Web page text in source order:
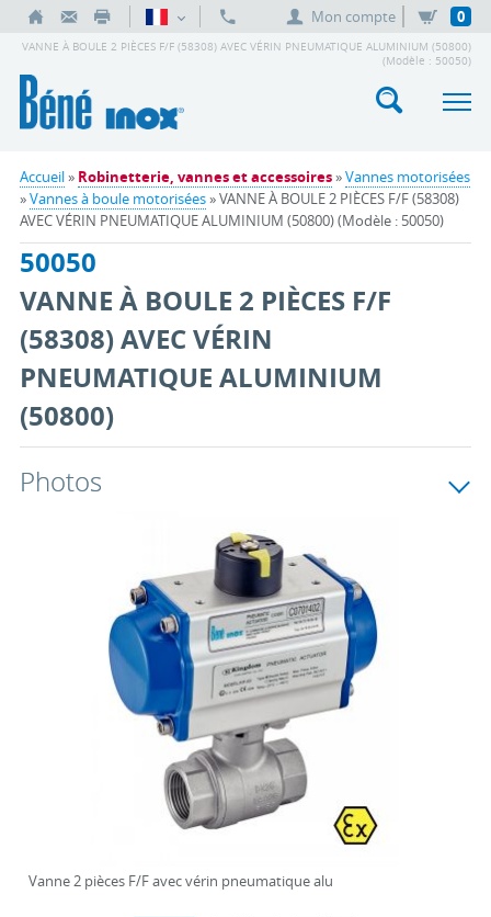
Mon compte 0
VANNE À BOULE 2 PIÈCES F/F (58308) AVEC VÉRIN PNEUMATIQUE ALUMINIUM (50800)
(Modèle : 50050)
Accueil» Robinetterie, vannes et accessoires»Vannes motorisées
»Vannes à boule motorisées» VANNE À BOULE 2 PIÈCES F/F (58308)
AVEC VÉRIN PNEUMATIQUE ALUMINIUM (50800) (Modèle : 50050)
50050
VANNE À BOULE 2 PIÈCES F/F
(58308) AVEC VÉRIN
PNEUMATIQUE ALUMINIUM
(50800)
Photos
Vanne 2 pièces F/F avec vérin pneumatique alu